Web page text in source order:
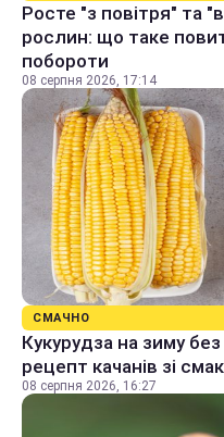
Росте "з повітря" та
рослин: що таке
побороти
08 серпня 2026, 17:14
СМАЧНО
Кукурудза на зиму
рецепт качанів зі
08 серпня 2026, 16:27